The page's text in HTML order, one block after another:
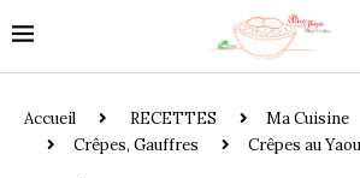
Accueil RECETTES Ma Cuisine
Crêpes, Gauffres
Crêpes au